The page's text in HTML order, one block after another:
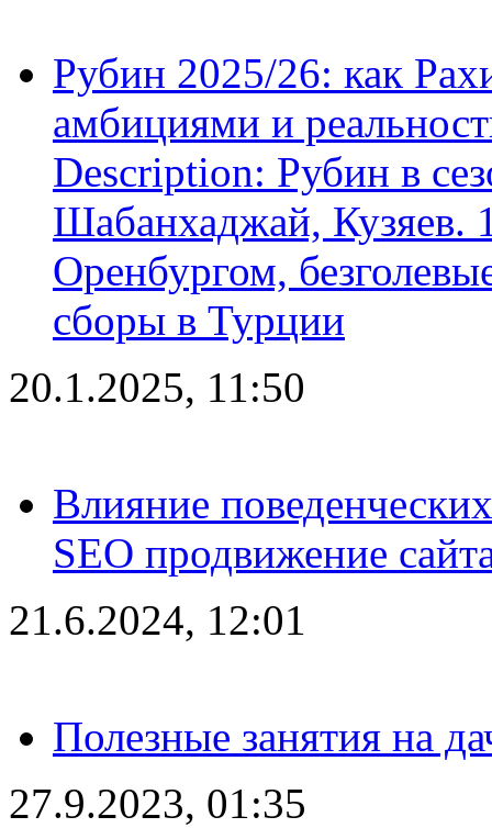
Рубин 2025/26: как
амбициями и
Description: Рубин в
Шабанхаджай, Кузяев.
Оренбургом,
сборы в Турции
20.1.2025, 11:50
Влияние
SEO продвижение
21.6.2024, 12:01
Полезные занятия на
27.9.2023, 01:35